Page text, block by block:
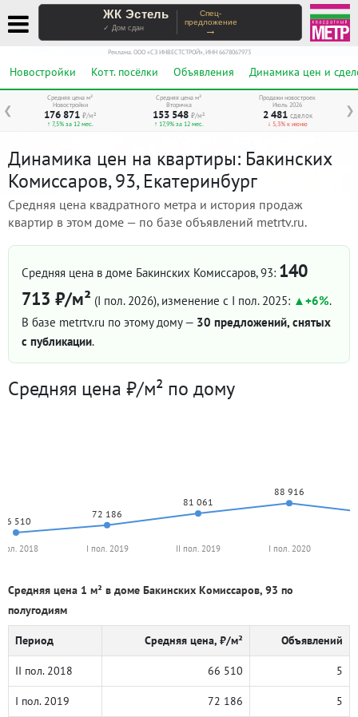
ЖК Эстель
✓ Дом сдан
Спец-
предложение
→
Реклама. ООО «СЗ ИНВЕСТСТРОЙ», ИНН 6678067973
Новостройки Котт. посёлки Объявления Динамика цен и
❮ ❯
Средняя цена м²
Новостройки
176 871 ₽/м²
↑ 7,5% за 12 мес.
Средняя цена м²
Вторичка
153 548 ₽/м²
↑ 17,9% за 12 мес.
Продажи новостроек
Июль 2026
2 481 сделок
↓ 5,3% к июню
Динамика цен на квартиры: Бакинских
Комиссаров, 93, Екатеринбург
Средняя цена квадратного метра и история продаж
квартир в этом доме — по базе объявлений metrtv.ru.
Средняя цена в доме Бакинских Комиссаров, 93: 140
713 ₽/м² (I пол. 2026), изменение с I пол. 2025: +6%.
В базе metrtv.ru по этому дому — 30 предложений, снятых
с публикации.
Средняя цена ₽/м² по дому
66 510
72 186
81 061
88 916
2018 I пол. 2019 II пол. 2019 I пол. 2020
Средняя цена 1 м² в доме Бакинских Комиссаров, 93 по
полугодиям
Период Средняя цена, ₽/м² Объявлений
II пол. 2018 66 510 5
I пол. 2019 72 186 5